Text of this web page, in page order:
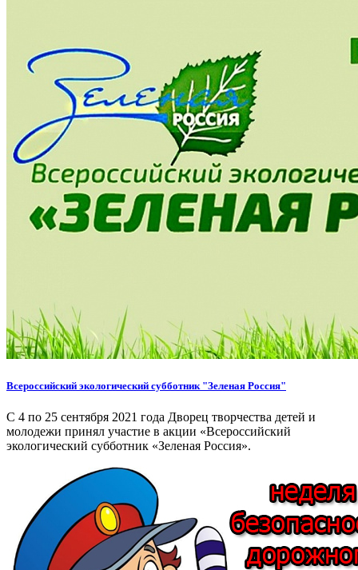
Всероссийский экологический субботник "Зеленая Россия"
С 4 по 25 сентября 2021 года Дворец творчества детей и
молодежи принял участие в акции «Всероссийский
экологический субботник «Зеленая Россия».